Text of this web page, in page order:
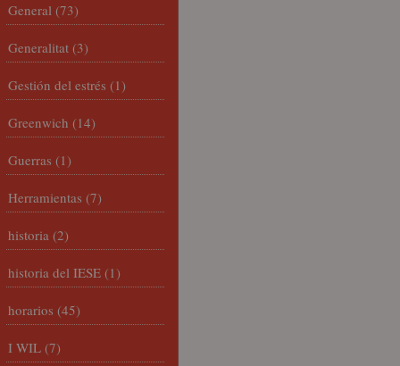
General (73)
Generalitat (3)
Gestión del estrés (1)
Greenwich (14)
Guerras (1)
Herramientas (7)
historia (2)
historia del IESE (1)
horarios (45)
I WIL (7)